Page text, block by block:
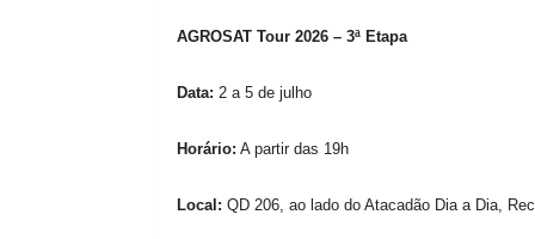
AGROSAT Tour 2026 – 3ª Etapa
Data: 2 a 5 de julho
Horário: A partir das 19h
Local: QD 206, ao lado do Atacadão Dia a Dia,